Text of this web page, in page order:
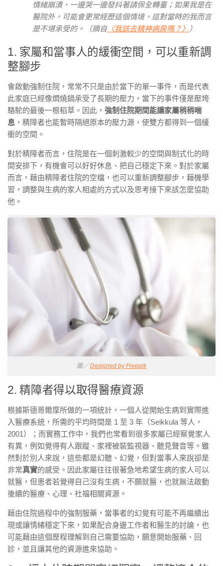
情緒崩潰，一邊哭一邊發抖著請保全轉臺；如果我是在
醫院外，可能會更常經歷這個情境，這對當時的我而言
是不堪承受的。（摘自〈我該去精神病房嗎？〉 ）
1. 家屬和當事人的緩衝空間，可以重新調
整腳步
會啟動強制住院，常常不只是由於當下的單一事件，而是代表
此家庭已經像燜燒鍋承受了長期的壓力，當下的事件僅是壓垮
駱駝的最後一根稻草。因此， 強制住院期間能讓家屬稍稍喘
息 ，精障者也能暫時隔絕原本的壓力源，使雙方都得到一個緩
衝的空間。
對於精障者而言，住院是在一個刺激較少的空間與制式化的時
間安排下，有機會可以好好休息、把自己穩定下來。對於家屬
而言，藉由精障者住院的空檔，也可以重新調整腳步，藉機學
習，調整與生病的家人相處的方式以及思考接下來該怎麼協助
他。
圖／Designed by Freepik
2. 精障者得以取得醫療資源
根據斯德哥爾摩所做的一項統計，一個人從開始生病到實際進
入醫療系統，所需的平均時間是 1 至 3 年（Seikkula 等人，
2001）；而實務工作中，我們也常看到很多家屬已經察覺家人
有異，例如覺得有人跟蹤、家裡被裝監視器、聽見聲音等。雖
然對於別人來說，這些都是幻聽、幻覺，但對當事人來說卻是
非常真實的感受。因此家屬往往很著急地希望生病的家人可以
就醫，但患者若覺得自己沒有生病，不願就醫，也就無法啟動
後續的醫療、心理、社福相關資源。
藉由住院過程中的強制服藥，當事者的幻覺有可能不再繼續出
現或讓情緒穩定下來，如果配合身邊工作者和醫生的討論，也
可能藉由這個歷程理解到自己需要協助，願意開始服藥、回
診，並且讓其他的資源進來協助。